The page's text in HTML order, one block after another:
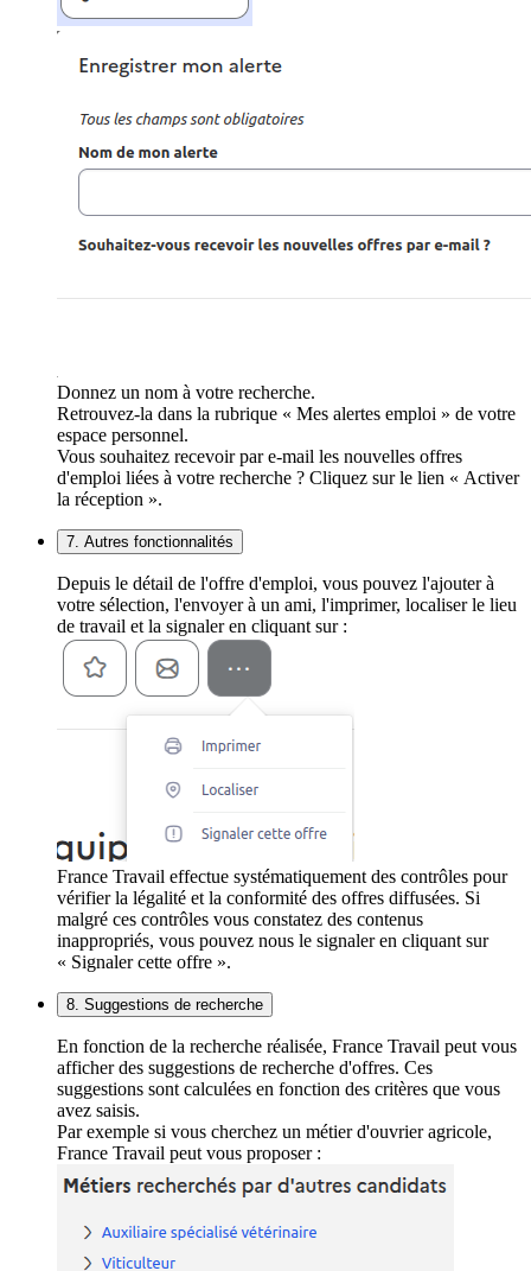
Donnez un nom à votre recherche.
Retrouvez-la dans la rubrique « Mes alertes emploi » de votre
espace personnel.
Vous souhaitez recevoir par e-mail les nouvelles offres
d'emploi liées à votre recherche ? Cliquez sur le lien « Activer
la réception ».
7. Autres fonctionnalités
Depuis le détail de l'offre d'emploi, vous pouvez l'ajouter à
votre sélection, l'envoyer à un ami, l'imprimer, localiser le lieu
de travail et la signaler en cliquant sur :
France Travail effectue systématiquement des contrôles pour
vérifier la légalité et la conformité des offres diffusées. Si
malgré ces contrôles vous constatez des contenus
inappropriés, vous pouvez nous le signaler en cliquant sur
« Signaler cette offre ».
8. Suggestions de recherche
En fonction de la recherche réalisée, France Travail peut vous
afficher des suggestions de recherche d'offres. Ces
suggestions sont calculées en fonction des critères que vous
avez saisis.
Par exemple si vous cherchez un métier d'ouvrier agricole,
France Travail peut vous proposer :